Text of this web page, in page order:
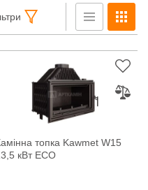
топка Kawmet W15
кВт ECO